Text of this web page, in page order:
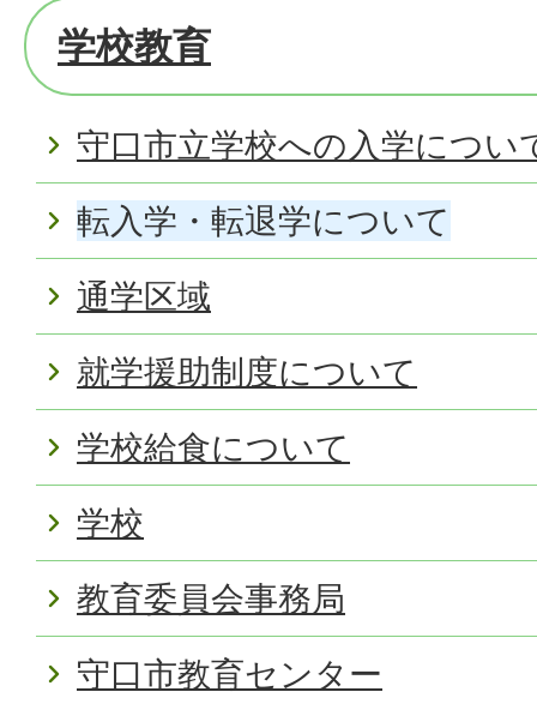
学校教育
守口市立学校への入学につい
転入学・転退学について
通学区域
就学援助制度について
学校給食について
学校
教育委員会事務局
守口市教育センター